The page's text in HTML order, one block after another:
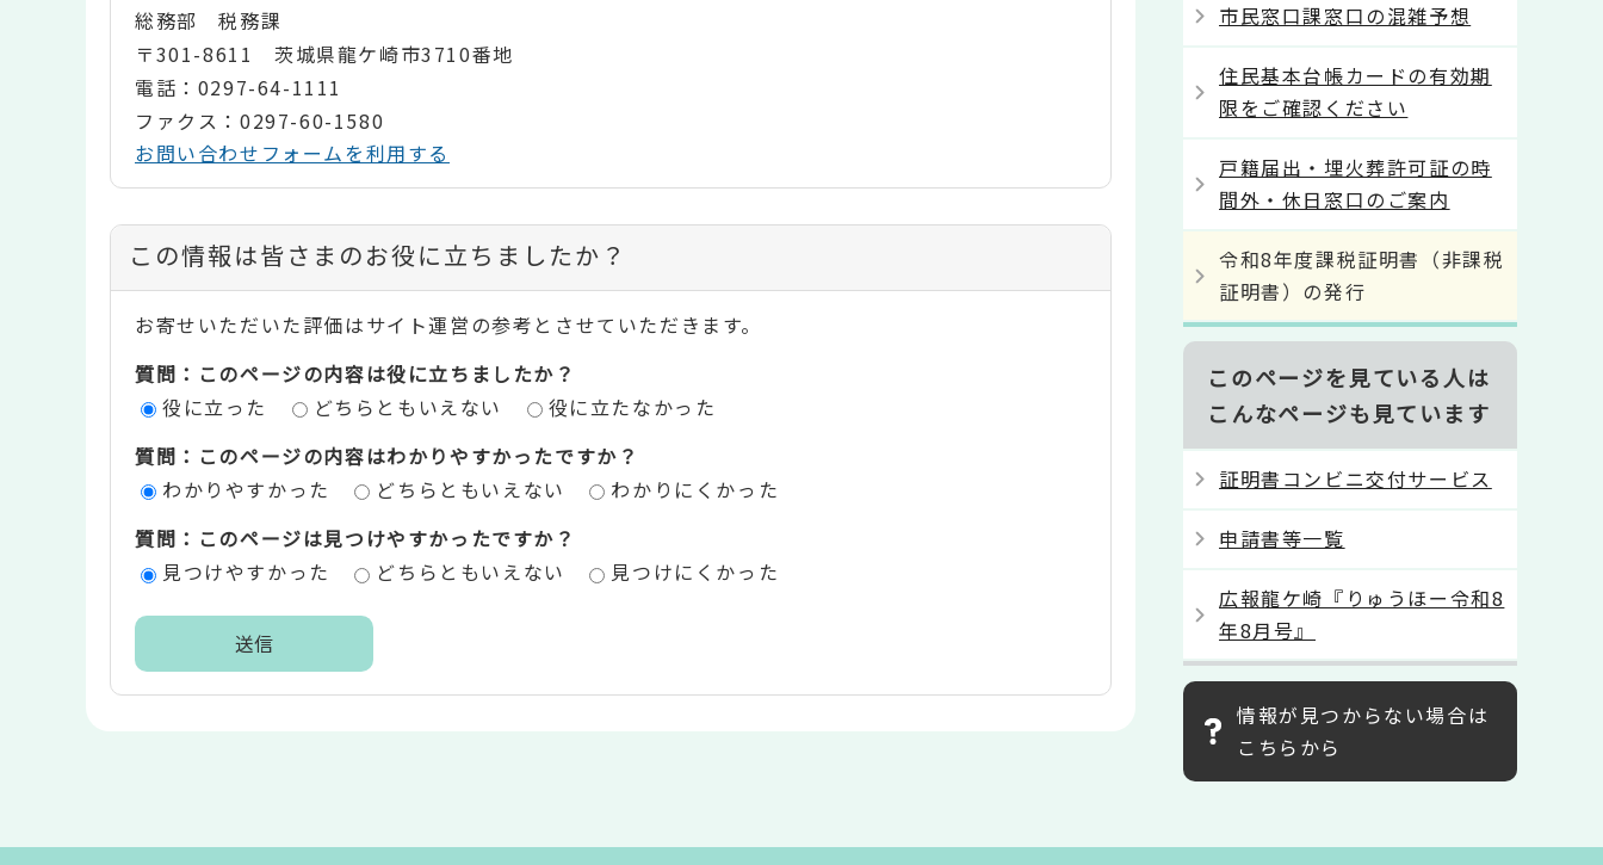
総務部 税務課
〒301-8611 茨城県龍ケ崎市3710番地
電話：0297-64-1111
ファクス：0297-60-1580
お問い合わせフォームを利用する
コ
ン
テ
ン
評
エ
この情報は皆さまのお役に立ちましたか？
お寄せいただいた評価はサイト運営の参考とさせていただきます。
質問：このページの内容は役に立ちましたか？
役に立った
どちらともいえない
役に立たなかった
質問：このページの内容はわかりやすかったですか？
わかりやすかった
どちらともいえない
わかりにくかった
質問：このページは見つけやすかったですか？
見つけやすかった
どちらともいえない 見つけにくかった
市民窓口課窓口の混雑予想
住民基本台帳カードの有効期
限をご確認ください
戸籍届出・埋火葬許可証の時
間外・休日窓口のご案内
令和8年度課税証明書（非課税
証明書）の発行
このページを見ている人は
こんなページも見ています
証明書コンビニ交付サービス
申請書等一覧
広報龍ケ崎『りゅうほー令和8
年8月号』
情報が見つからない場合は
こちらから